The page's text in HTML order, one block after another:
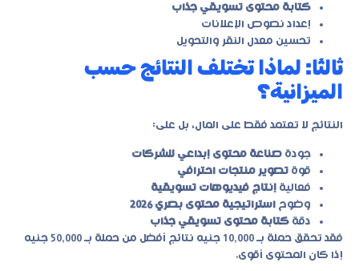
كتابة محتوى تسويقي جذاب
إعداد نصوص الإعلانات
تحسين معدل النقر والتحويل
ثالثًا: لماذا تختلف النتائج حسب
الميزانية؟
النتائج لا تعتمد فقط على المال، بل على:
جودة صناعة محتوى إبداعي للشركات
قوة تصوير منتجات احترافي
فعالية إنتاج فيديوهات تسويقية
وضوح استراتيجية محتوى بصري 2026
دقة كتابة محتوى تسويقي جذاب
فقد تحقق حملة بـ 10,000 جنيه نتائج أفضل من حملة بـ 50,000 جنيه
إذا كان المحتوى أقوى.